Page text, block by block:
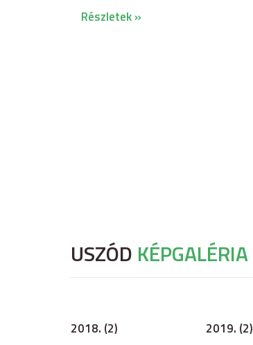
Részletek »
USZÓD KÉPGALÉRIA
2018. (2) 2019. (2)